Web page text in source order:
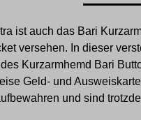
ist auch das Bari
versehen. In dieser
Kurzarmhemd Bari
Geld- und
und sind